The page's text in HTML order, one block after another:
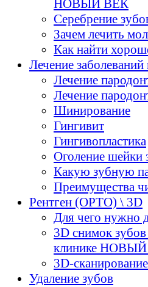
НОВЫЙ ВЕК
Серебрение
Зачем лечить
Как найти
Лечение заболеваний
Лечение
Лечение
Шинирование
Гингивит
Гингивопластика
Оголение шейки
Какую зубную
Преимущества
Рентген (ОРТО) \ 3D
Для чего нужно
3D снимок
клинике
3D-
Удаление зубов